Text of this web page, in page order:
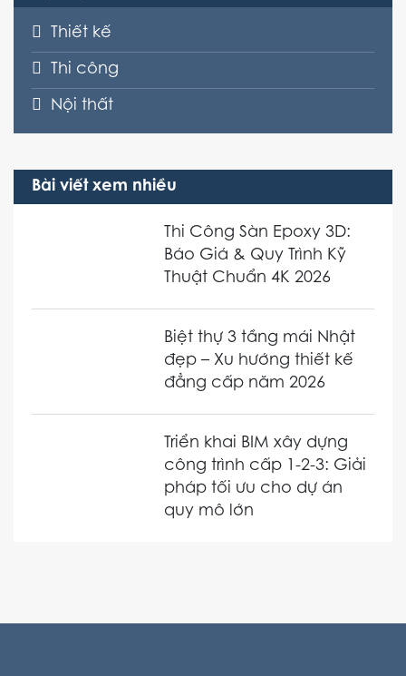
Thiết kế
Thi công
Nội thất
Bài viết xem nhiều
Thi Công Sàn Epoxy 3D:
Báo Giá & Quy Trình Kỹ
Thuật Chuẩn 4K 2026
Biệt thự 3 tầng mái Nhật
đẹp – Xu hướng thiết kế
đẳng cấp năm 2026
Triển khai BIM xây dựng
công trình cấp 1-2-3: Giải
pháp tối ưu cho dự án
quy mô lớn